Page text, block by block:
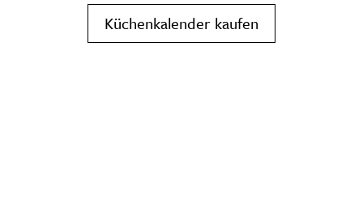
Küchenkalender kaufen